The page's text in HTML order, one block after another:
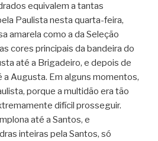
equivalem a tantas
Paulista nesta quarta-feira,
amarela como a da Seleção
cores principais da bandeira do
até a Brigadeiro, e depois de
Augusta. Em alguns momentos,
porque a multidão era tão
difícil prosseguir.
até a Santos, e
inteiras pela Santos, só